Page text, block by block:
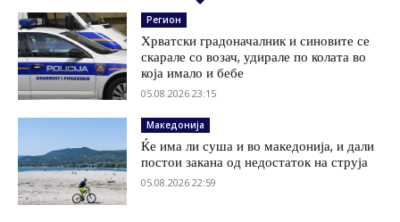
Регион
Хрватски градоначалник и синовите се
скарале со возач, удирале по колата во
која имало и бебе
05.08.2026 23:15
Македонија
Ќе има ли суша и во македонија, и дали
постои закана од недостаток на струја
05.08.2026 22:59